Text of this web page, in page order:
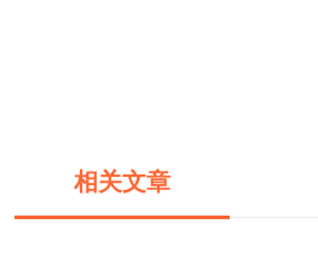
相关文章